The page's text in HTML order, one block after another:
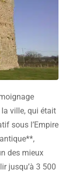
ville, qui était
sous l’Empire
des mieux
jusqu’à 3 500